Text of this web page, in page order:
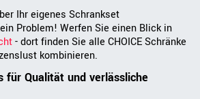
Ihr eigenes Schrankset
Problem! Werfen Sie einen Blick in
- dort finden Sie alle CHOICE Schränke
kombinieren.
für Qualität und verlässliche